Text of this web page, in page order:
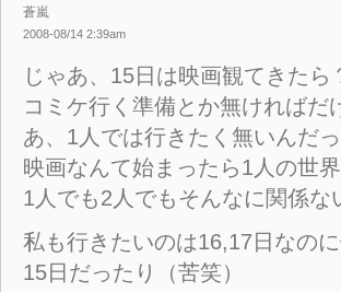
蒼嵐
2008-08/14 2:39am
じゃあ、15日は映画観てきたら
コミケ行く準備とか無ければだ
あ、1人では行きたく無いんだ
映画なんて始まったら1人の世
1人でも2人でもそんなに関係
私も行きたいのは16,17日なの
15日だったり（苦笑）